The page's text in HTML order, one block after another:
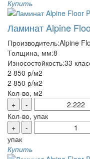
Купить
Ламинат Alpine
Производитель:Alpine
Толщина, мм:8
Износостойкость:33
2 850 р/м2
2 850 р/м2
Кол-во, м2
+
-
Кол-во, упак
+
-
упак
Купить